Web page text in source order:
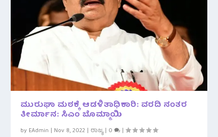
ಮುರುಘಾ ಮಠಕ್ಕೆ ಆಡಳಿತಾಧಿಕಾರಿ: ವರದಿ ನಂತರ
ತೀರ್ಮಾನ: ಸಿಎಂ ಬೊಮ್ಮಾಯಿ
by EAdmin | Nov 8, 2022 | ರಾಜ್ಯ| 0 |